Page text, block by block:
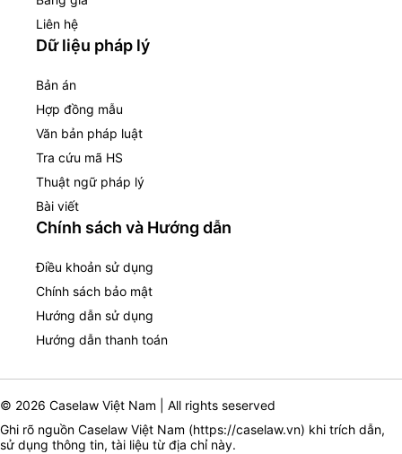
Liên hệ
Dữ liệu pháp lý
Bản án
Hợp đồng mẫu
Văn bản pháp luật
Tra cứu mã HS
Thuật ngữ pháp lý
Bài viết
Chính sách và Hướng dẫn
Điều khoản sử dụng
Chính sách bảo mật
Hướng dẫn sử dụng
Hướng dẫn thanh toán
© 2026 Caselaw Việt Nam | All rights seserved
Ghi rõ nguồn Caselaw Việt Nam (https://caselaw.vn) khi trích dẫn,
sử dụng thông tin, tài liệu từ địa chỉ này.